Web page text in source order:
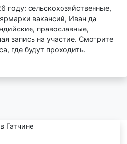
году: сельскохозяйственные,
вакансий, Иван да
православные,
запись на участие. Смотрите
где будут проходить.